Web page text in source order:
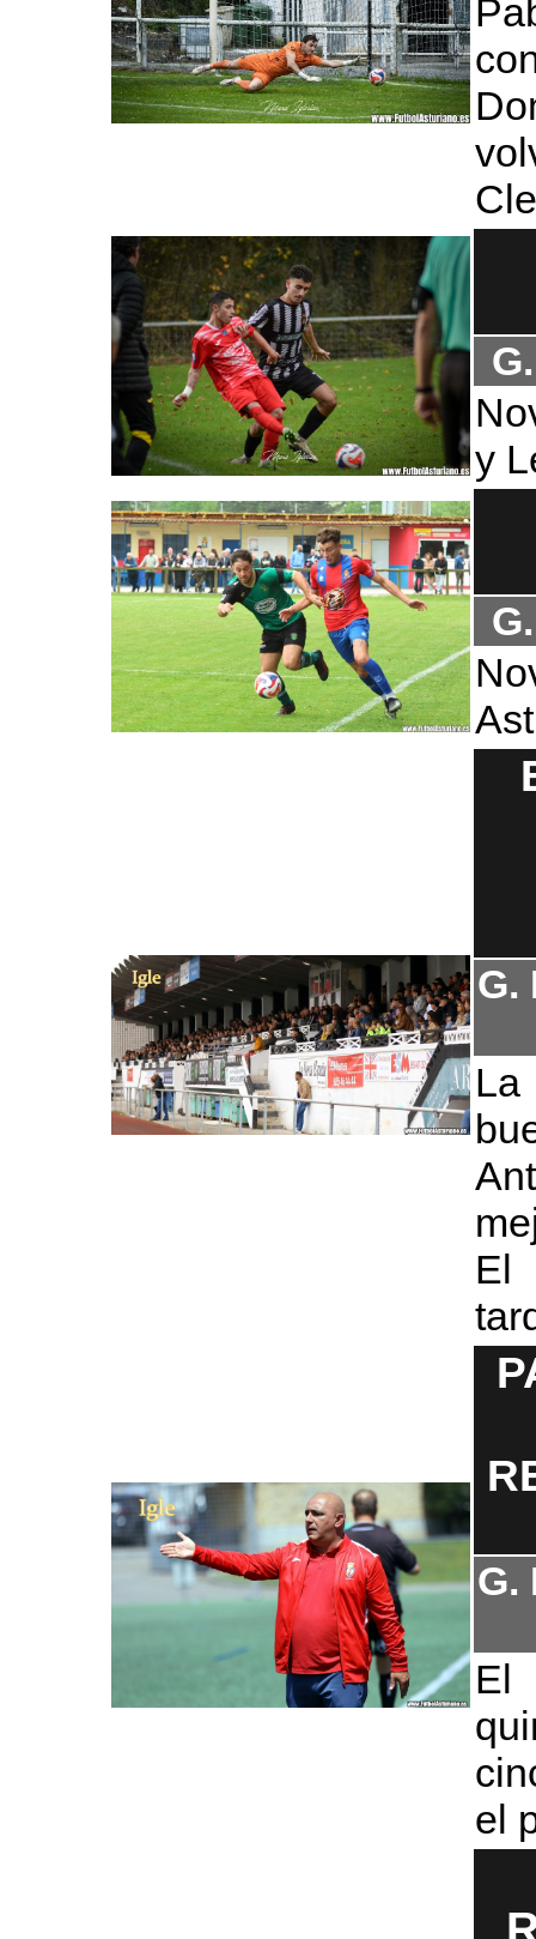
y
G.
La
El
G.
El
el